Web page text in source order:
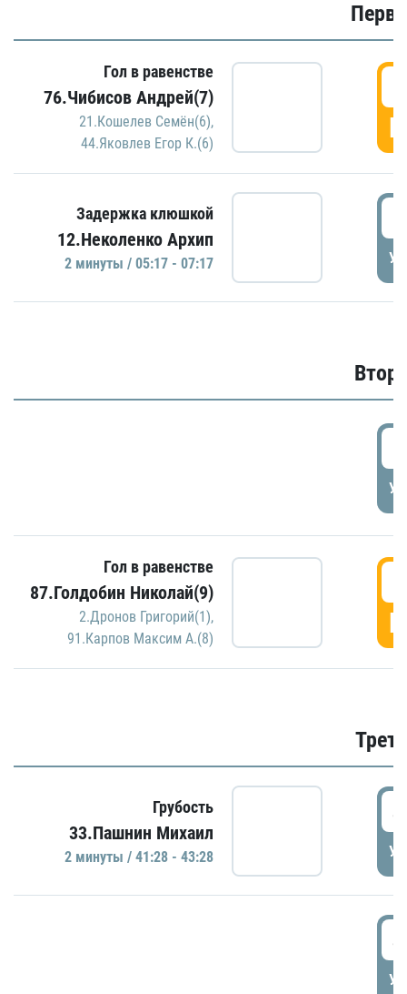
Гол в равенстве
76.Чибисов Андрей(7)
21.Кошелев Семён(6),
44.Яковлев Егор К.(6)
Задержка клюшкой
12.Неколенко Архип
2 минуты / 05:17 - 07:17
Гол в равенстве
87.Голдобин Николай(9)
2.Дронов Григорий(1),
91.Карпов Максим А.(8)
Грубость
33.Пашнин Михаил
2 минуты / 41:28 - 43:28